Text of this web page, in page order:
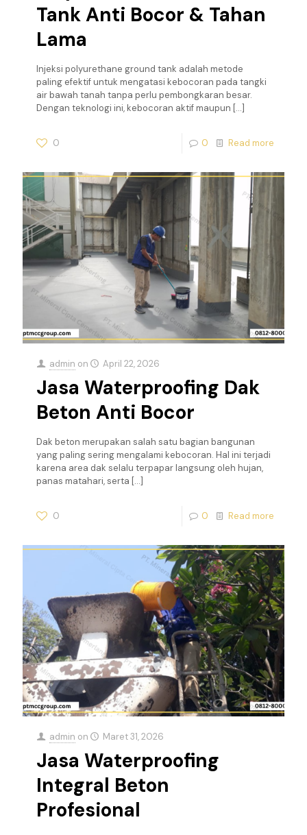
Tank Anti Bocor & Tahan
Lama
Injeksi polyurethane ground tank adalah metode
paling efektif untuk mengatasi kebocoran pada tangki
air bawah tanah tanpa perlu pembongkaran besar.
Dengan teknologi ini, kebocoran aktif maupun […]
0 0 Read more
admin on April 22, 2026
Jasa Waterproofing Dak
Beton Anti Bocor
Dak beton merupakan salah satu bagian bangunan
yang paling sering mengalami kebocoran. Hal ini terjadi
karena area dak selalu terpapar langsung oleh hujan,
panas matahari, serta […]
0 0 Read more
admin on Maret 31, 2026
Jasa Waterproofing
Integral Beton
Profesional